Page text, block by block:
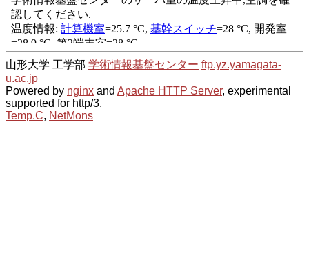
山形大学 工学部 学術情報基盤センター ftp.yz.yamagata-
u.ac.jp
Powered by nginx and Apache HTTP Server, experimental
supported for http/3.
Temp.C, NetMons